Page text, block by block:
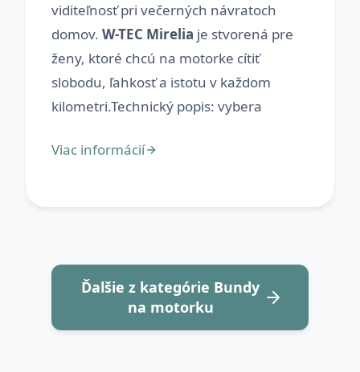
viditeľnosť pri večerných návratoch
domov. W-TEC Mirelia je stvorená pre
ženy, ktoré chcú na motorke cítiť
slobodu, ľahkosť a istotu v každom
Ďalšie z kategórie Bundy
na motorku